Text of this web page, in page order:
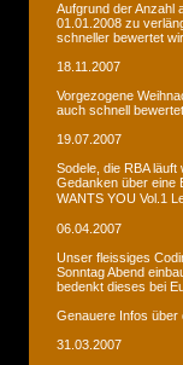
Aufgrund der Anzahl
01.01.2008 zu
schneller bewertet
18.11.2007
Vorgezogene
auch schnell
19.07.2007
Sodele, die RBA
Gedanken über eine
WANTS YOU Vol.1
06.04.2007
Unser fleissiges
Sonntag Abend
bedenkt dieses bei
Genauere Infos über
31.03.2007